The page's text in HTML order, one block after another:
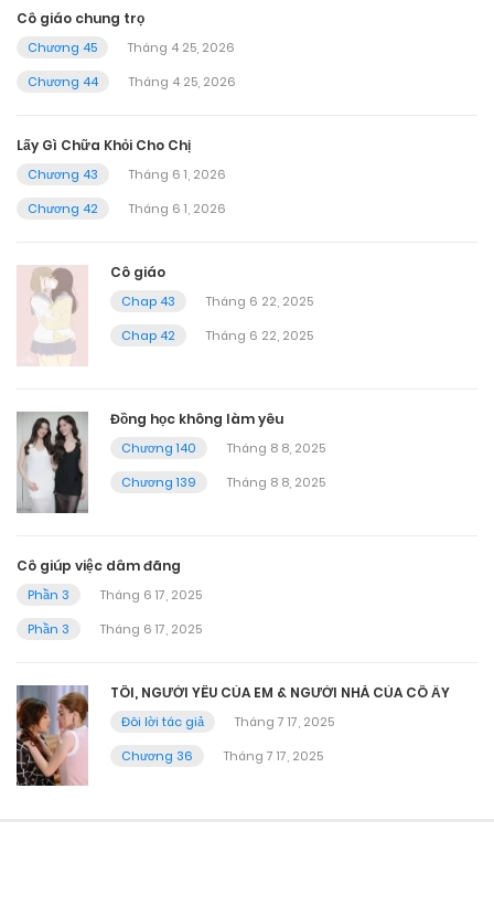
Cô giáo chung trọ
Chương 45
Tháng 4 25, 2026
Chương 44
Tháng 4 25, 2026
Lấy Gì Chữa Khỏi Cho Chị
Chương 43
Tháng 6 1, 2026
Chương 42
Tháng 6 1, 2026
Cô giáo
Chap 43
Tháng 6 22, 2025
Chap 42
Tháng 6 22, 2025
Đồng học không làm yêu
Chương 140
Tháng 8 8, 2025
Chương 139
Tháng 8 8, 2025
Cô giúp việc dâm đãng
Phần 3
Tháng 6 17, 2025
Phần 3
Tháng 6 17, 2025
TÔI, NGƯỜI YÊU CỦA EM & NGƯỜI NHÀ CỦA CÔ ẤY
Đôi lời tác giả
Tháng 7 17, 2025
Chương 36
Tháng 7 17, 2025